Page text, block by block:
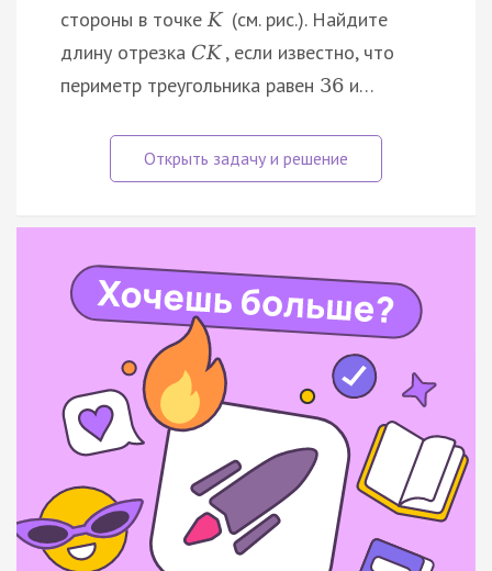
стороны в точкеK (см. рис.). Найдите
длину отрезка CK , если известно, что
периметр треугольника равен 36 и…